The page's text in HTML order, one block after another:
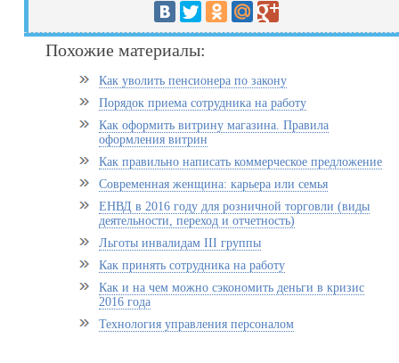
Похожие материалы:
Как уволить пенсионера по закону
Порядок приема сотрудника на работу
Как оформить витрину магазина. Правила
оформления витрин
Как правильно написать коммерческое предложение
Современная женщина: карьера или семья
ЕНВД в 2016 году для розничной торговли (виды
деятельности, переход и отчетность)
Льготы инвалидам III группы
Как принять сотрудника на работу
Как и на чем можно сэкономить деньги в кризис
2016 года
Технология управления персоналом